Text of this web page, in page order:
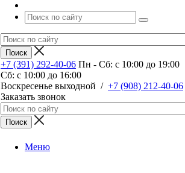
+7 (391) 292-40-06 Пн - Сб: c 10:00 до 19:00
Сб: c 10:00 до 16:00
​Воскресенье выходной / +7 (908) 212-40-06
Заказать звонок
Меню